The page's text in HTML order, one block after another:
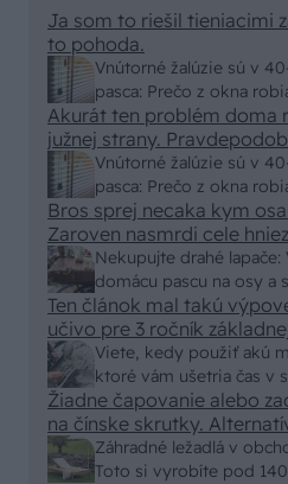
Vnútorné žalúzie sú v
pasca: Prečo z okna
vyriešiť za pár eur?
Ja som to riešil tieniacimi
to pohoda.
Vnútorné žalúzie sú v
pasca: Prečo z okna
vyriešiť za pár eur?
Akurát ten problém doma
južnej strany.
vonkajšieho tienenia na
250x150cm. Čínsky
eur kus.
Nekupujte drahé
domácu pascu na osy a
von
Bros sprej necaka kym
Zaroven nasmrdi cele
nic zive. Vasa pasca
Skor pritiahne slimaky
Viete, kedy použiť akú
ktoré vám ušetria čas v
Ten článok mal takú
učivo pre 3 ročník základnej školy.
alebo nejaka kniha z VŠ? Dnešné rychlotvrdnuce
malty - pevnosť 40 Mpa a
minut , k tomu vodotesné s
- schnutie a zretie. Nič?
Záhradné ležadlá v
Toto si vyrobíte pod
Žiadne čapovanie alebo
na čínske skrutky.
čo sa týka pevnosti. Autor
remeselným spracovaním,